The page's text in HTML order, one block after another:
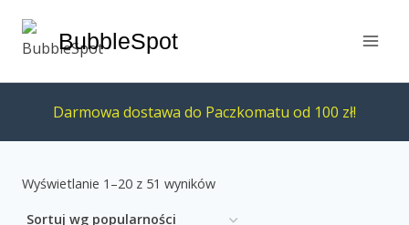
BubbleSpot
Darmowa dostawa do Paczkomatu od 100 zł!
Wyświetlanie 1–20 z 51 wynikówPosortowane